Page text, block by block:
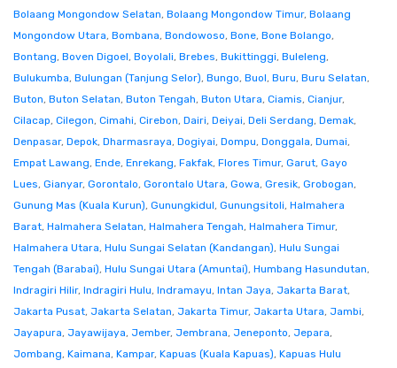
Bolaang Mongondow Selatan, Bolaang Mongondow Timur, Bolaang
Mongondow Utara, Bombana, Bondowoso, Bone, Bone Bolango,
Bontang, Boven Digoel, Boyolali, Brebes, Bukittinggi, Buleleng,
Bulukumba, Bulungan (Tanjung Selor), Bungo, Buol, Buru, Buru Selatan,
Buton, Buton Selatan, Buton Tengah, Buton Utara, Ciamis, Cianjur,
Cilacap, Cilegon, Cimahi, Cirebon, Dairi, Deiyai, Deli Serdang, Demak,
Denpasar, Depok, Dharmasraya, Dogiyai, Dompu, Donggala, Dumai,
Empat Lawang, Ende, Enrekang, Fakfak, Flores Timur, Garut, Gayo
Lues, Gianyar, Gorontalo, Gorontalo Utara, Gowa, Gresik, Grobogan,
Gunung Mas (Kuala Kurun), Gunungkidul, Gunungsitoli, Halmahera
Barat, Halmahera Selatan, Halmahera Tengah, Halmahera Timur,
Halmahera Utara, Hulu Sungai Selatan (Kandangan), Hulu Sungai
Tengah (Barabai), Hulu Sungai Utara (Amuntai), Humbang Hasundutan,
Indragiri Hilir, Indragiri Hulu, Indramayu, Intan Jaya, Jakarta Barat,
Jakarta Pusat, Jakarta Selatan, Jakarta Timur, Jakarta Utara, Jambi,
Jayapura, Jayawijaya, Jember, Jembrana, Jeneponto, Jepara,
Jombang, Kaimana, Kampar, Kapuas (Kuala Kapuas), Kapuas Hulu